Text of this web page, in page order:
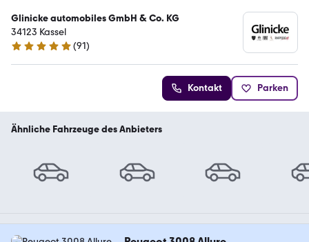
Glinicke automobiles GmbH & Co. KG
34123 Kassel
4.8 Sterne
(91)
Kontakt Parken
Ähnliche Fahrzeuge des Anbieters